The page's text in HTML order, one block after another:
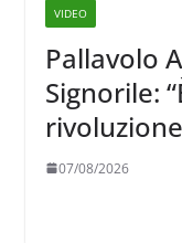
VIDEO
Pallavolo
Signorile:
chiare siu
07/08/2026